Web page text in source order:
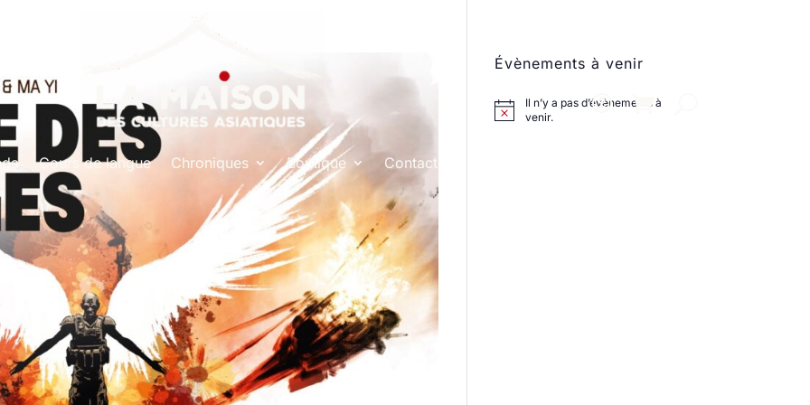
Cours de langue Chroniques Boutique Contact
Évènements à venir
Il n’y a pas d’évènements à
venir.